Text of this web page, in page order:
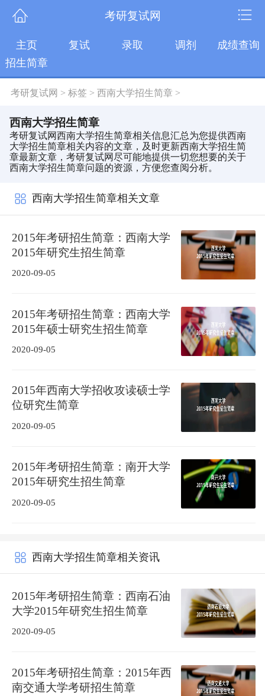
考研复试网
主页 复试 录取 调剂
成绩查询
招生简章
考研复试网 > 标签 > 西南大学招生简章>
西南大学招生简章
考研复试网西南大学招生简章相关信息汇总为您提供西南
大学招生简章相关内容的文章，及时更新西南大学招生简
章最新文章，考研复试网尽可能地提供一切您想要的关于
西南大学招生简章问题的资源，方便您查阅分析。
西南大学招生简章相关文章
2015年考研招生简章：西南大学
2015年研究生招生简章
2020-09-05
2015年考研招生简章：西南大学
2015年硕士研究生招生简章
2020-09-05
2015年西南大学招收攻读硕士学
位研究生简章
2020-09-05
2015年考研招生简章：南开大学
2015年研究生招生简章
2020-09-05
西南大学招生简章相关资讯
2015年考研招生简章：西南石油
大学2015年研究生招生简章
2020-09-05
2015年考研招生简章：2015年西
南交通大学考研招生简章